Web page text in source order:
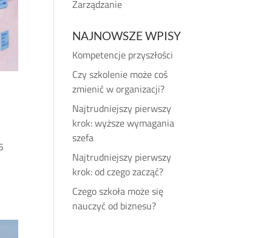
Zarządzanie
NAJNOWSZE WPISY
Kompetencje przyszłości
Czy szkolenie może coś
zmienić w organizacji?
Najtrudniejszy pierwszy
krok: wyższe wymagania
szefa
Najtrudniejszy pierwszy
krok: od czego zacząć?
Czego szkoła może się
nauczyć od biznesu?